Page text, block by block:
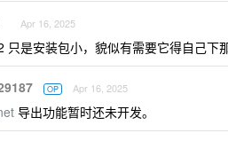
Apr 16, 2025
只是安装包小，貌似有需要它得自己下
OP Apr 16, 2025
导出功能暂时还未开发。